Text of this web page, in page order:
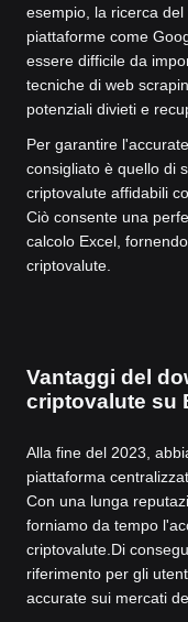
esempio, la ricerca
piattaforme come
essere difficile da
tecniche di web
potenziali divieti e
Per garantire
consigliato è quello di
criptovalute affidabili
Ciò consente una
calcolo Excel,
criptovalute.
Vantaggi del
criptovalute su
Alla fine del 2023,
piattaforma
Con una lunga
forniamo da tempo
criptovalute. Di
riferimento per gli
accurate sui mercati